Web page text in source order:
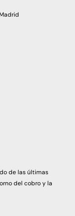
de las últimas
del cobro y la